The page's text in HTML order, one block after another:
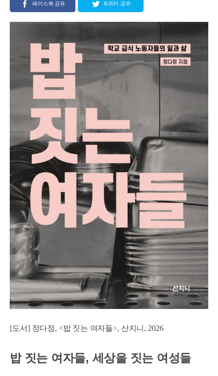
페이스북 공유 트위터 공유
[도서] 정다정, <밥 짓는 여자들>, 산지니 , 2026
밥 짓는 여자들, 세상을 짓는 여성들